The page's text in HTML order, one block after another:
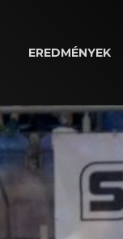
EREDMÉNYEK